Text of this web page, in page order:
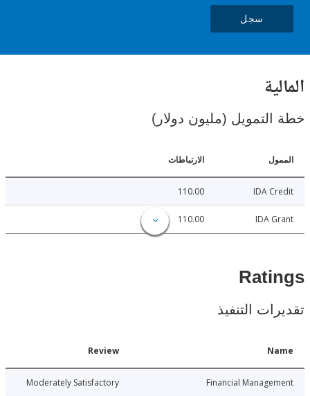
(مليون دولار)
الارتباطات
IDA
IDA
التنفيذ
Financial
Moderately Satisfactory
06-29